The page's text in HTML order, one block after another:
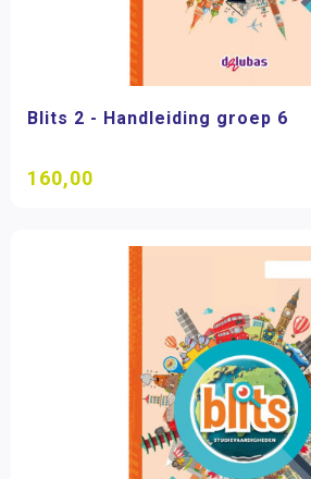
Blits 2 - Handleiding groep 6
160,00